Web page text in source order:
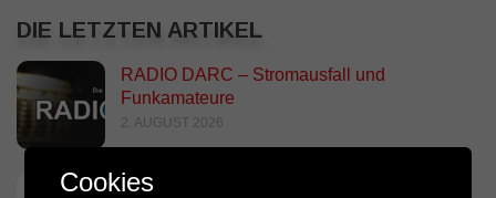
DIE LETZTEN ARTIKEL
RADIO DARC – Stromausfall und
Funkamateure
2. AUGUST 2026
Deutschland Rundspruch 30/2026
Cookies